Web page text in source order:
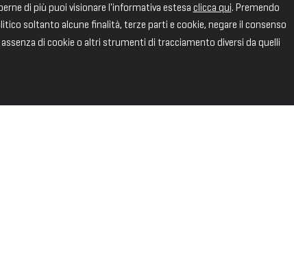
di più puoi visionare l'informativa estesa clicca qui. Premendo
soltanto alcune finalità, terze parti e cookie, negare il consenso
assenza di cookie o altri strumenti di tracciamento diversi da quelli